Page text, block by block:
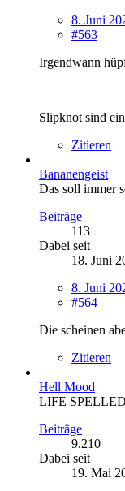
8. Juni
#563
Irgendwann
Slipknot sind
Zitieren
Bananengeist
Das soll immer
Beiträge
113
Dabei seit
18. Juni
8. Juni
#564
Die scheinen
Zitieren
Hell Mood
LIFE
Beiträge
9.210
Dabei seit
19. Mai